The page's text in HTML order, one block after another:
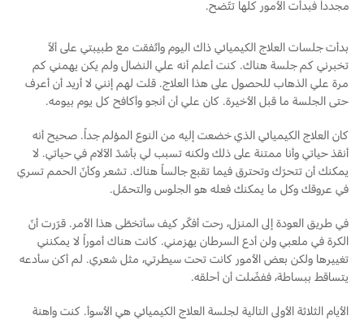
مجدداً فبدأت الأمور كلها تتّضح.
بدأت جلسات العلاج الكيميائي ذاك اليوم واتّفقت مع طبيبتي على ألاّ
تخبرني كم جلسة هناك. كنت أعلم أنه علي النضال ولم يكن يهمني كم
مرة علي الذهاب للحصول على هذا العلاج. قلت لهم إنني لا أريد أن أعرف
حتى الجلسة ما قبل الأخيرة. كان علي أن أنجو وأكافح كل يوم بيومه.
كان العلاج الكيميائي الذي خضعت إليه من النوع المؤلم جداً. صحيح أنه
أنقذ حياتي وأنا ممتنة على ذلك ولكنه تسبب لي بأشدّ الآلام في حياتي. لا
يمكنك أن تتحرّك وتحترق فيما تقبع جالساً هناك. تشعر وكأنّ الحمم تسري
في عروقك وكل ما يمكنك فعله هو الجلوس والتحمّل.
في طريق العودة إلى المنزل، رحت أفكّر كيف سأتخطّى هذا الأمر. قرّرت أنّ
الكرة في ملعبي ولن أدع السرطان يهزمني. كانت هناك أموراً لا يمكنني
تغييرها ولكن بعض الأمور كانت تحت سيطرتي، مثل شعري. لم أكن سأدعه
يتساقط ببساطة، ففضّلت أن أحلقه.
الأيام الثلاثة الأولى التالية لجلسة العلاج الكيميائي هي الأسوأ. كنت واهنة